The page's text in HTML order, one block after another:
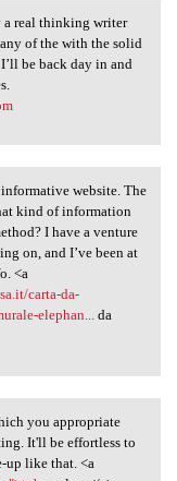
by a
a real thinking writer
of the with the solid
be back day in and
website. The
kind of information
I have a venture
on, and I’ve been at
<a
carta-da-
elephan...da
which
you appropriate
It'll be effortless to
up like that. <a